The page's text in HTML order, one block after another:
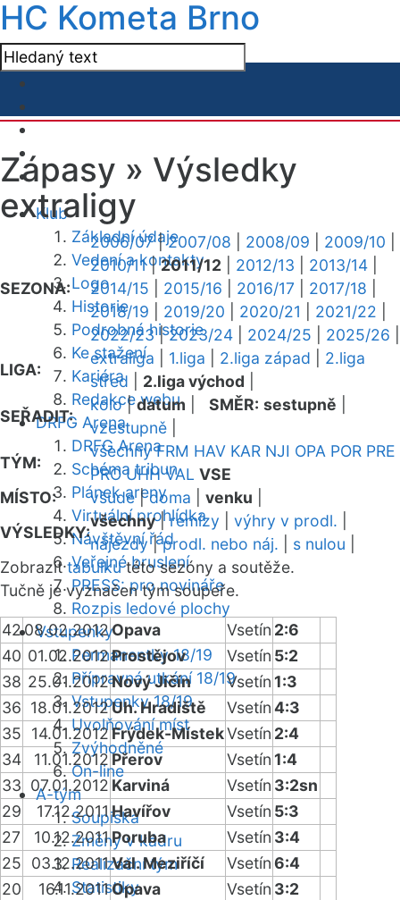
HC Kometa Brno
Klub
Základní údaje
Vedení a kontakty
Logo
Historie
Podrobná historie
Ke stažení
Kariéra
Redakce webu
DRFG Arena
DRFG Arena
Schéma tribun
Plánek areny
Virtuální prohlídka
Návštěvní řád
Veřejné bruslení
PRESS: pro novináře
Rozpis ledové plochy
Vstupenky
Permanentky 18/19
Přípravná utkání 18/19
Vstupenky 18/19
Uvolňování míst
Zvýhodněné
On-line
A-tým
Soupiska
Změny v kádru
Realizační tým
Statistiky
Zápasy » Výsledky
extraligy
SEZONA:
2006/07|2007/08 2008/09 2009/10
2010/11|2011/12 2012/13 2013/14
2014/15
2015/16 2016/17 2017/18
2018/19
2019/20 2020/21 2021/22
2022/23|2023/24 2024/25 2025/26
LIGA:
extraliga 1.liga 2.liga západ
2.liga
střed
2.liga východ
SEŘADIT:
kolo|datum SMĚR: sestupně
vzestupně
TÝM:
všechny FRM HAV KAR NJI OPA POR PRE
PRO UHH VAL VSE
MÍSTO:
všude|doma venku
VÝSLEDKY:
všechny|remízy výhry v prodl.
nájezdy|prodl. nebo náj. s nulou
Zobrazittabulkutéto sezóny a soutěže.
Tučně je vyznačen tým soupeře.
4208.02.2012Opava Vsetín 2:6
40 01.02.2012Prostějov Vsetín 5:2
38 25.01.2012Nový Jičín Vsetín 1:3
36 18.01.2012Uh. Hradiště Vsetín4:3
35
14.01.2012Frýdek-MístekVsetín 2:4
34
11.01.2012Přerov Vsetín 1:4
33 07.01.2012 Karviná Vsetín 3:2sn
29
17.12.2011Havířov Vsetín 5:3
27
10.12.2011Poruba Vsetín 3:4
25
03.12.2011Val. Meziříčí Vsetín6:4
20
16.11.2011Opava Vsetín 3:2